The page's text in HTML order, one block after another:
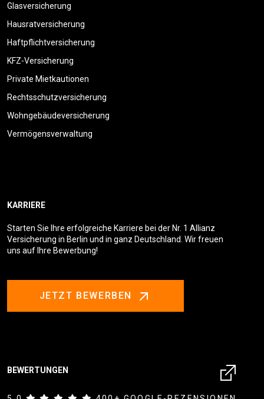
Glasversicherung
Hausratversicherung
Haftpflichtversicherung
KFZ-Versicherung
Private Mietkautionen
Rechtsschutzversicherung
Wohngebäudeversicherung
Vermögensverwaltung
KARRIERE
Starten Sie Ihre erfolgreiche Karriere bei der Nr. 1 Allianz
Versicherung in Berlin und in ganz Deutschland. Wir freuen
uns auf Ihre Bewerbung!
JETZT BEWERBEN
BEWERTUNGEN